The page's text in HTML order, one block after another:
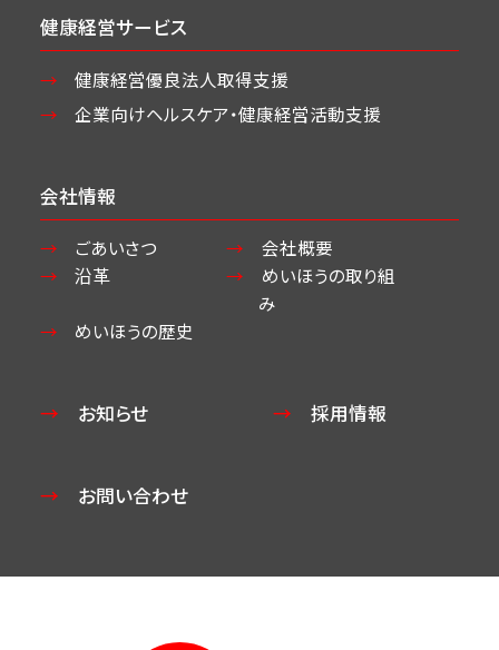
健康経営サービス
健康経営優良法人取得支援
企業向けヘルスケア・健康経営活動支援
会社情報
ごあいさつ
会社概要
沿革
めいほうの取り組
み
めいほうの歴史
お知らせ 採用情報
お問い合わせ